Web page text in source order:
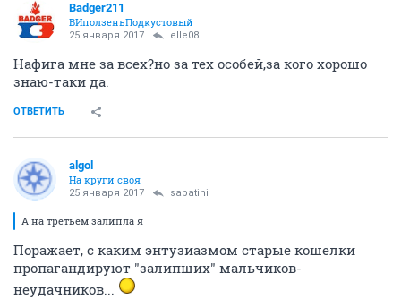
Badger211
ВИползеньПодкустовый
25 января 2017 elle08
Нафига мне за всех?но за тех особей,за кого хорошо
знаю-таки да.
ОТВЕТИТЬ
аlgоl
На круги своя
25 января 2017 sabatini
А на третьем залипла я
Поражает, с каким энтузиазмом старые кошелки
пропагандируют "залипших" мальчиков-
неудачников...